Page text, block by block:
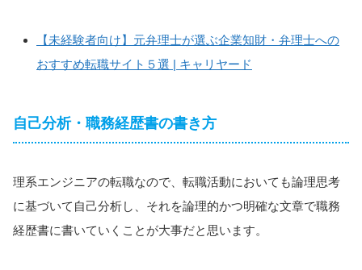
【未経験者向け】元弁理士が選ぶ企業知財・弁理士への
おすすめ転職サイト５選 | キャリヤード
自己分析・職務経歴書の書き方
理系エンジニアの転職なので、転職活動においても論理思考
に基づいて自己分析し、それを論理的かつ明確な文章で職務
経歴書に書いていくことが大事だと思います。